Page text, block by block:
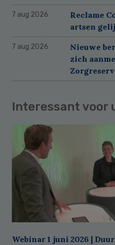
7 aug 2026
Reclame
artsen
7 aug 2026
Nieuwe
zich
Interessant voor
Webinar 1 juni 2026 |